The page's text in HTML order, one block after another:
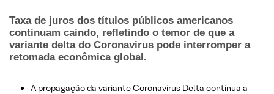
Taxa de juros dos títulos públicos americanos
continuam caindo, refletindo o temor de que a
variante delta do Coronavirus pode interromper a
retomada econômica global.
A propagação da variante Coronavirus Delta continua a